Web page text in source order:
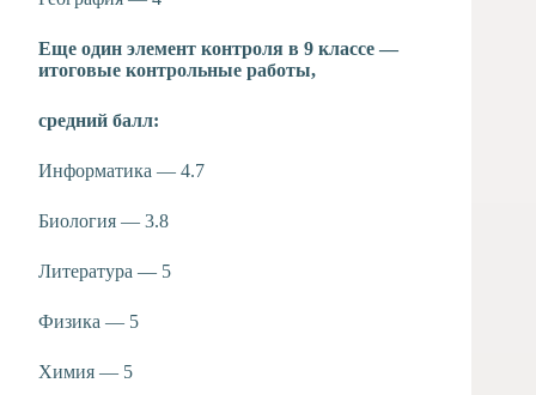
Еще один элемент контроля в 9 классе —
итоговые контрольные работы,
средний балл:
Информатика — 4.7
Биология — 3.8
Литература — 5
Физика — 5
Химия — 5